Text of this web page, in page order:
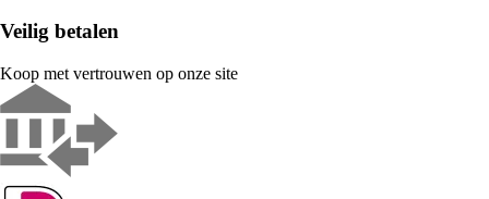
Veilig betalen
Koop met vertrouwen op onze site